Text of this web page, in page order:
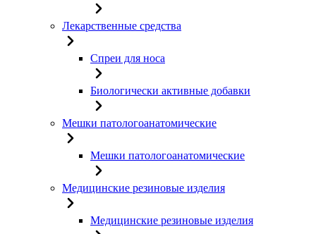
Лекарственные средства
Спреи для носа
Биологически активные добавки
Мешки патологоанатомические
Мешки патологоанатомические
Медицинские резиновые изделия
Медицинские резиновые изделия